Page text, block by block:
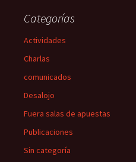
Categorías
Actividades
Charlas
comunicados
Desalojo
Fuera salas de apuestas
Publicaciones
Sin categoría